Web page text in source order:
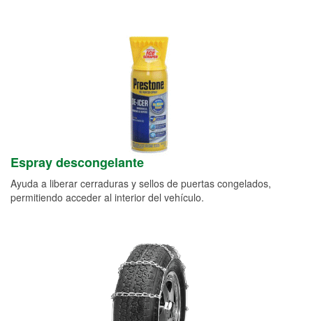
Espray descongelante
Ayuda a liberar cerraduras y sellos de puertas congelados,
permitiendo acceder al interior del vehículo.